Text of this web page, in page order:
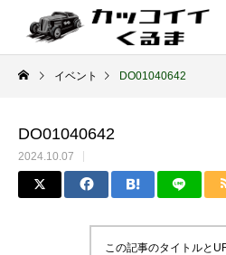
イベント DO01040642
DO01040642
2024.10.07
この記事のタイトルと